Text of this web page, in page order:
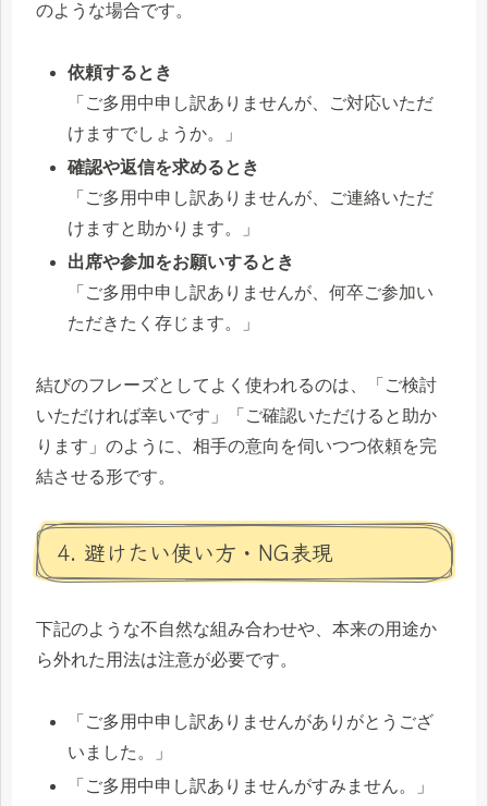
のような場合です。
依頼するとき
「ご多用中申し訳ありませんが、ご対応いただ
けますでしょうか。」
確認や返信を求めるとき
「ご多用中申し訳ありませんが、ご連絡いただ
けますと助かります。」
出席や参加をお願いするとき
「ご多用中申し訳ありませんが、何卒ご参加い
ただきたく存じます。」
結びのフレーズとしてよく使われるのは、「ご検討
いただければ幸いです」「ご確認いただけると助か
ります」のように、相手の意向を伺いつつ依頼を完
結させる形です。
4. 避けたい使い方・NG表現
下記のような不自然な組み合わせや、本来の用途か
ら外れた用法は注意が必要です。
「ご多用中申し訳ありませんがありがとうござ
いました。」
「ご多用中申し訳ありませんがすみません。」